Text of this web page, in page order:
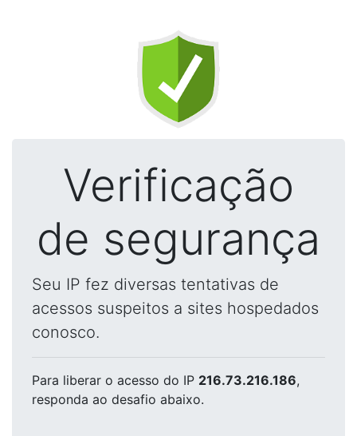
Verificação
de segurança
Seu IP fez diversas tentativas de
acessos suspeitos a sites hospedados
conosco.
Para liberar o acesso do IP 216.73.216.186,
responda ao desafio abaixo.